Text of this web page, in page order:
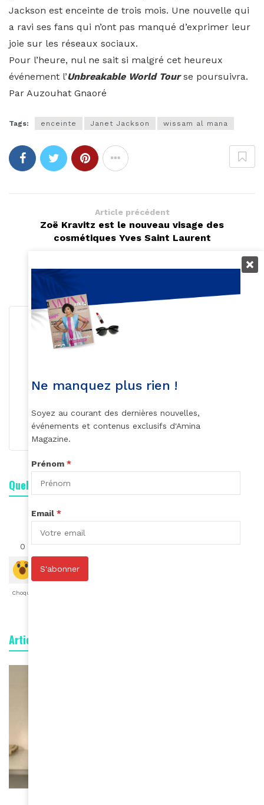
Jackson est enceinte de trois mois. Une nouvelle qui
a ravi ses fans qui n’ont pas manqué d’exprimer leur
joie sur les réseaux sociaux.
Pour l’heure, nul ne sait si malgré cet heureux
événement l’Unbreakable World Tourse poursuivra.
Par Auzouhat Gnaoré
Tags: enceinte Janet Jackson wissam al mana
Article précédent
Zoë Kravitz est le nouveau visage des
cosmétiques Yves Saint Laurent
Roger Calme
S'abonner
Quelle est votre réaction ?
0
Choqué
0 0 0 0 0 0
Articles connexes
Ne manquez plus rien !
Soyez au courant des dernières nouvelles,
événements et contenus exclusifs d'Amina
Magazine.
Prénom *
Email *
S'abonner